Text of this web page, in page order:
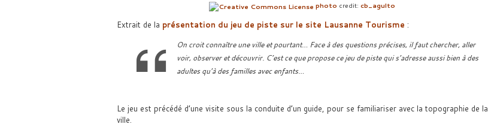
photo credit: cb_agulto
Extrait de la présentation du jeu de piste sur le site Lausanne Tourisme :
On croit connaître une ville et pourtant… Face à des questions précises, il faut chercher, aller
voir, observer et découvrir. C’est ce que propose ce jeu de piste qui s’adresse aussi bien à des
adultes qu’à des familles avec enfants…
Le jeu est précédé d’une visite sous la conduite d’un guide, pour se familiariser avec la topographie de la
ville.